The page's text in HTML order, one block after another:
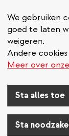
We gebruiken
goed te laten
weigeren.
Andere
Meer over
Sta alles toe
Sta